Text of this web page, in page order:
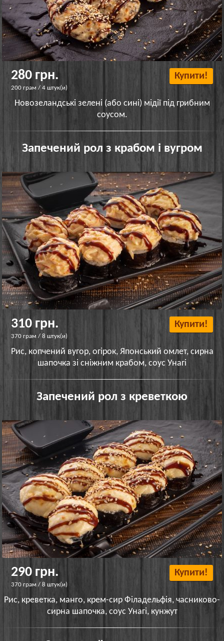
280 грн.
200 грам / 4 штук(и)
Купити!
Новозеландські зелені (або сині) мідії під грибним
соусом.
Запечений рол з крабом і вугром
310 грн.
370 грам / 8 штук(и)
Купити!
Рис, копчений вугор, огірок, Японський омлет, сирна
шапочка зі сніжним крабом, соус Унагі
Запечений рол з креветкою
290 грн.
370 грам / 8 штук(и)
Купити!
Рис, креветка, манго, крем-сир Філадельфія, часниково-
сирна шапочка, соус Унагі, кунжут